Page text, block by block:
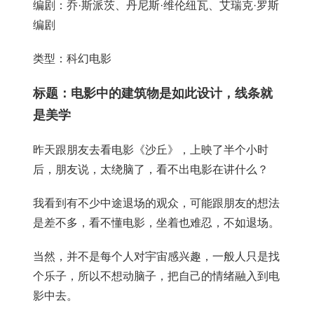
编剧：乔·斯派茨、丹尼斯·维伦纽瓦、艾瑞克·罗斯
编剧
类型：科幻电影
标题：电影中的建筑物是如此设计，线条就
是美学
昨天跟朋友去看电影《沙丘》，上映了半个小时
后，朋友说，太绕脑了，看不出电影在讲什么？
我看到有不少中途退场的观众，可能跟朋友的想法
是差不多，看不懂电影，坐着也难忍，不如退场。
当然，并不是每个人对宇宙感兴趣，一般人只是找
个乐子，所以不想动脑子，把自己的情绪融入到电
影中去。